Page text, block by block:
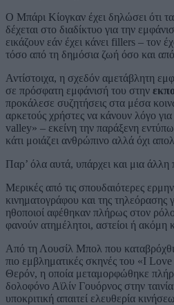
Ο Μπάρι Κίογκαν έχει δηλώσει ότι
δέχεται στο διαδίκτυο για την
εικάζουν εάν έχει κάνει fillers – τον
τόσο από τη δημόσια ζωή όσο και από
Αντίστοιχα, η σχεδόν αμετάβλητη
σε πρόσφατη εμφάνισή του στην
προκάλεσε συζητήσεις στα μέσα
αρκετούς χρήστες να κάνουν λόγο
valley» – εκείνη την παράξενη
κάτι μοιάζει ανθρώπινο αλλά όχι
Παρ’ όλα αυτά, υπάρχει και μια
Μερικές από τις σπουδαιότερες
κινηματογράφου και της τηλεόρασης
ηθοποιοί αφέθηκαν πλήρως στον
φανούν ατημέλητοι, αστείοι ή ακόμη
Από τη Λουσίλ Μπολ που
πιο εμβληματικές σκηνές του «I
Θερόν, η οποία μεταμορφώθηκε
δολοφόνο Αϊλίν Γουόρνος στην
υποκριτική απαιτεί ελευθερία